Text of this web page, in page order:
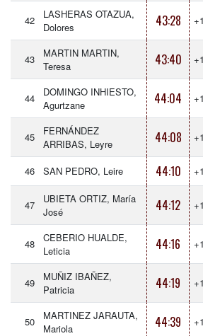
42
LASHERAS OTAZUA,
Dolores
43:28
43
MARTIN MARTIN,
Teresa
43:40
44
DOMINGO INHIESTO,
Agurtzane
44:04
45
FERNÁNDEZ
ARRIBAS, Leyre
44:08
46 SAN PEDRO, Leire 44:10
47
UBIETA ORTIZ, María
José
44:12
48
CEBERIO HUALDE,
Leticia
44:16
49
MUÑIZ IBAÑEZ,
Patricia
44:19
50
MARTINEZ JARAUTA,
Mariola
44:39